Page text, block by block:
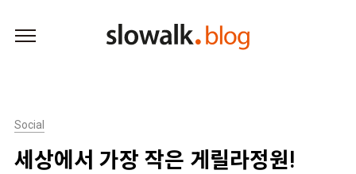
Social
세상에서 가장 작은 게릴라정원!